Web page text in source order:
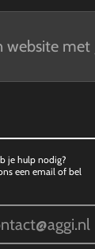
website met
je hulp nodig?
een email of bel